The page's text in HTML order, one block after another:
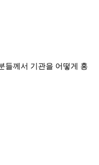
들께서 기관을 어떻게 홍